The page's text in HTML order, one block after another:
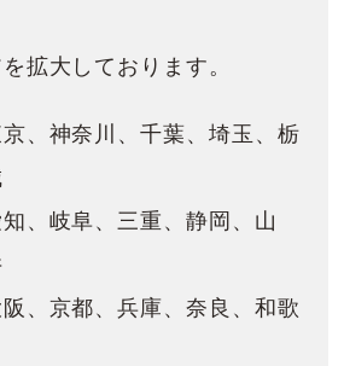
拡大しております。
京、神奈川、千葉、埼玉、栃
知、岐阜、三重、静岡、山
阪、京都、兵庫、奈良、和歌